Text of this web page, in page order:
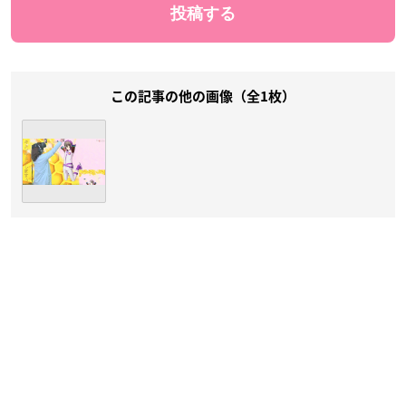
この記事の他の画像（全1枚）